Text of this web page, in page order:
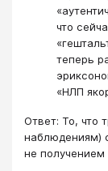
что
теперь
«НЛП
Ответ: То, что
наблюдениям)
не получением